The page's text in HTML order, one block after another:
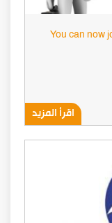
You can now
اقرأ المزيد